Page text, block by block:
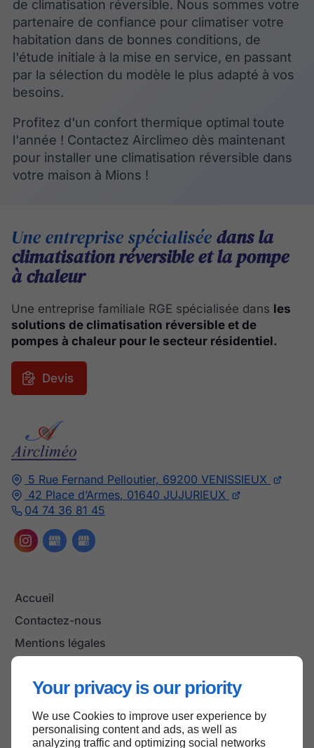
Your privacy is our priority
We use Cookies to improve user experience by
personalising content and ads, as well as
analyzing traffic and optimizing social networks
de climatisation réversible. Nous sommes votre
partenaire de confiance pour climatiser votre
habitation dans de bonnes conditions, de
l'étude initiale à la mise en service, en passant
par la sélection du modèle le plus adapté à vos
besoins.
Profitez d'un confort thermique optimal toute
l'année ! Contactez Airclimeo dès maintenant
pour installer une climatisation réversible dans
votre maison à Mions !
5 Rue Fernand Pelloutier, 69200 VENISSIEUX
42 Place d’Armes, 01640 JUJURIEUX
04 74 36 81 45
Accueil
Contactez-nous
Mentions légales
Une entreprise spécialiséedans la
climatisation réversible et la pompe
à chaleur
Une entreprise familiale RGE spécialisée dans les
solutions de climatisation réversible et de
pompes à chaleur pour le secteur résidentiel.
Devis
Haut de page